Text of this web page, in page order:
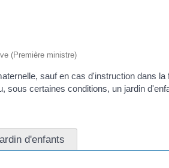
(Première ministre)
sauf en cas d'instruction dans
sous certaines conditions, un jardin
d'enfants